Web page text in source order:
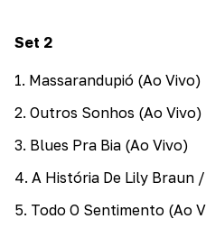
Set 2
1. Massarandupió (Ao Vivo)
2. Outros Sonhos (Ao Vivo)
3. Blues Pra Bia (Ao Vivo)
4. A História De Lily Braun
5. Todo O Sentimento (Ao